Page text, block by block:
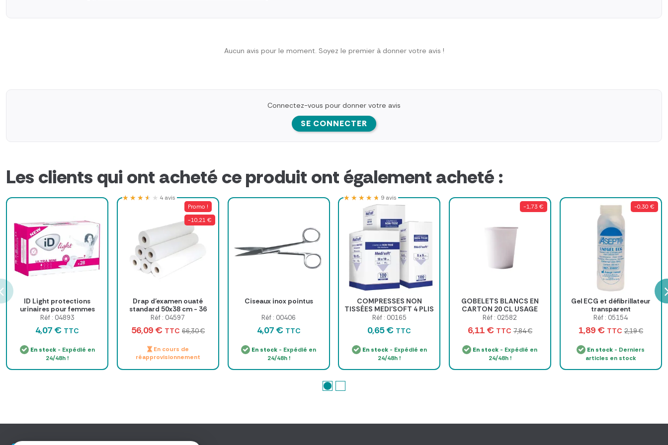
Aucun avis pour le moment. Soyez le premier à donner votre avis !
Connectez-vous pour donner votre avis
SE CONNECTER
Les clients qui ont acheté ce produit ont également acheté :
ID Light protections
urinaires pour femmes
Réf : 04893
4,07 € TTC
En stock- Expédié en
24/48h !
Promo !
-10,21 €
Drap d'examen ouaté
standard 50x38 cm - 36
g/m² - Colis de 12 rouleaux
Réf : 04597
★★★★★
★★★★★ 4 avis
56,09 € TTC 66,30 €
En cours de
réapprovisionnement
Ciseaux inox pointus
Réf : 00406
4,07 € TTC
En stock - Expédié en
24/48h !
COMPRESSES NON
TISSÉES MEDI'SOFT 4 PLIS
NON STÉRILES
Réf : 00165
★★★★★
★★★★★ 9 avis
0,65 € TTC
En stock- Expédié en
24/48h !
-1,73 €
GOBELETS BLANCS EN
CARTON 20 CL USAGE
UNIQUE - sachet de 100
Réf : 02582
6,11 € TTC 7,84 €
En stock - Expédié en
24/48h !
-0,30 €
Gel ECG et défibrillateur
transparent
Réf : 05154
1,89 € TTC 2,19 €
En stock - Derniers
articles en stock